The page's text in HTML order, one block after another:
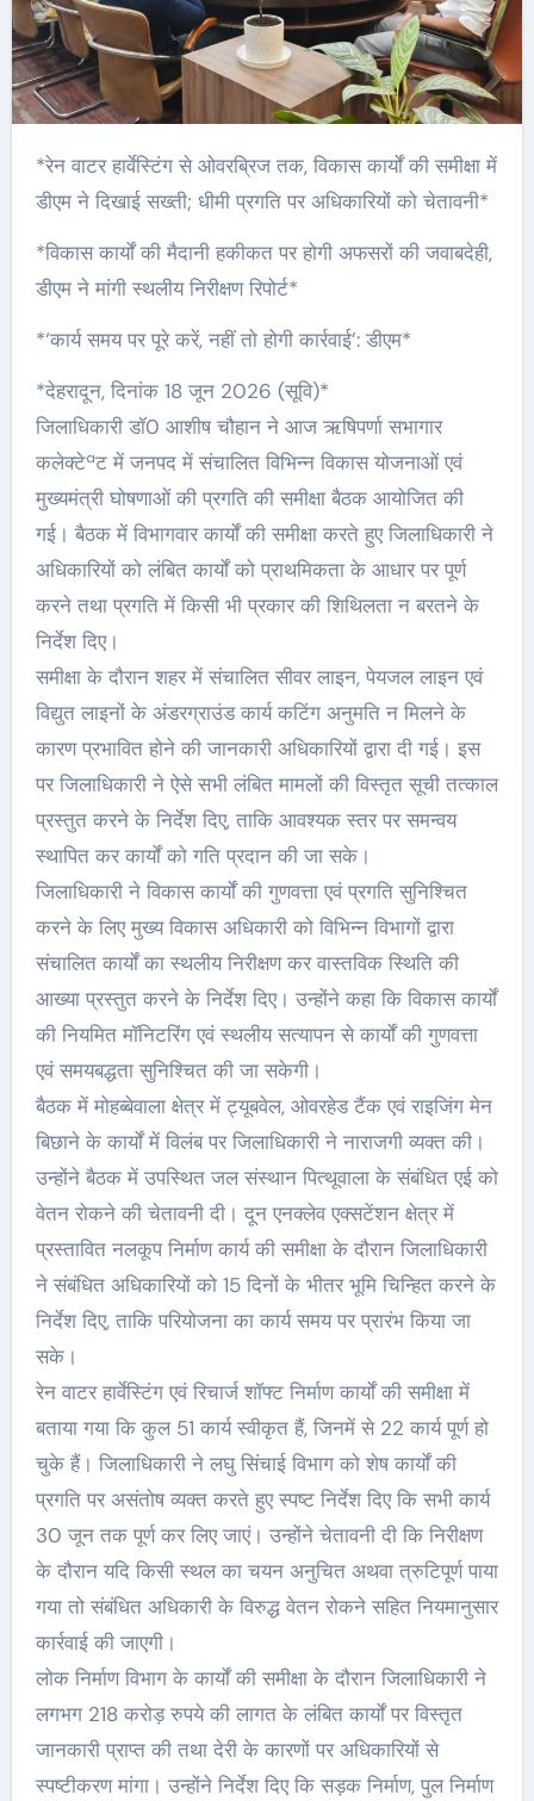
*रेन वाटर हार्वेस्टिंग से ओवरब्रिज तक, विकास कार्यों की समीक्षा में
डीएम ने दिखाई सख्ती; धीमी प्रगति पर अधिकारियों को चेतावनी*
*विकास कार्यों की मैदानी हकीकत पर होगी अफसरों की जवाबदेही,
डीएम ने मांगी स्थलीय निरीक्षण रिपोर्ट*
*‘कार्य समय पर पूरे करें, नहीं तो होगी कार्रवाई’: डीएम*
*देहरादून, दिनांक 18 जून 2026 (सूवि)*
जिलाधिकारी डॉ0 आशीष चौहान ने आज ऋषिपर्णा सभागार
कलेक्टेªट में जनपद में संचालित विभिन्न विकास योजनाओं एवं
मुख्यमंत्री घोषणाओं की प्रगति की समीक्षा बैठक आयोजित की
गई। बैठक में विभागवार कार्यों की समीक्षा करते हुए जिलाधिकारी ने
अधिकारियों को लंबित कार्यों को प्राथमिकता के आधार पर पूर्ण
करने तथा प्रगति में किसी भी प्रकार की शिथिलता न बरतने के
निर्देश दिए।
समीक्षा के दौरान शहर में संचालित सीवर लाइन, पेयजल लाइन एवं
विद्युत लाइनों के अंडरग्राउंड कार्य कटिंग अनुमति न मिलने के
कारण प्रभावित होने की जानकारी अधिकारियों द्वारा दी गई। इस
पर जिलाधिकारी ने ऐसे सभी लंबित मामलों की विस्तृत सूची तत्काल
प्रस्तुत करने के निर्देश दिए, ताकि आवश्यक स्तर पर समन्वय
स्थापित कर कार्यों को गति प्रदान की जा सके।
जिलाधिकारी ने विकास कार्यों की गुणवत्ता एवं प्रगति सुनिश्चित
करने के लिए मुख्य विकास अधिकारी को विभिन्न विभागों द्वारा
संचालित कार्यों का स्थलीय निरीक्षण कर वास्तविक स्थिति की
आख्या प्रस्तुत करने के निर्देश दिए। उन्होंने कहा कि विकास कार्यों
की नियमित मॉनिटरिंग एवं स्थलीय सत्यापन से कार्यों की गुणवत्ता
एवं समयबद्धता सुनिश्चित की जा सकेगी।
बैठक में मोहब्बेवाला क्षेत्र में ट्यूबवेल, ओवरहेड टैंक एवं राइजिंग मेन
बिछाने के कार्यों में विलंब पर जिलाधिकारी ने नाराजगी व्यक्त की।
उन्होंने बैठक में उपस्थित जल संस्थान पित्थूवाला के संबंधित एई को
वेतन रोकने की चेतावनी दी। दून एनक्लेव एक्सटेंशन क्षेत्र में
प्रस्तावित नलकूप निर्माण कार्य की समीक्षा के दौरान जिलाधिकारी
ने संबंधित अधिकारियों को 15 दिनों के भीतर भूमि चिन्हित करने के
निर्देश दिए, ताकि परियोजना का कार्य समय पर प्रारंभ किया जा
सके।
रेन वाटर हार्वेस्टिंग एवं रिचार्ज शॉफ्ट निर्माण कार्यों की समीक्षा में
बताया गया कि कुल 51 कार्य स्वीकृत हैं, जिनमें से 22 कार्य पूर्ण हो
चुके हैं। जिलाधिकारी ने लघु सिंचाई विभाग को शेष कार्यों की
प्रगति पर असंतोष व्यक्त करते हुए स्पष्ट निर्देश दिए कि सभी कार्य
30 जून तक पूर्ण कर लिए जाएं। उन्होंने चेतावनी दी कि निरीक्षण
के दौरान यदि किसी स्थल का चयन अनुचित अथवा त्रुटिपूर्ण पाया
गया तो संबंधित अधिकारी के विरुद्ध वेतन रोकने सहित नियमानुसार
कार्रवाई की जाएगी।
लोक निर्माण विभाग के कार्यों की समीक्षा के दौरान जिलाधिकारी ने
लगभग 218 करोड़ रुपये की लागत के लंबित कार्यों पर विस्तृत
जानकारी प्राप्त की तथा देरी के कारणों पर अधिकारियों से
स्पष्टीकरण मांगा। उन्होंने निर्देश दिए कि सड़क निर्माण, पुल निर्माण